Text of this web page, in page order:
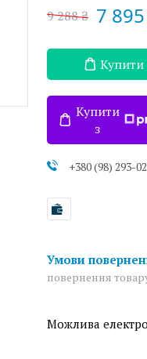
9 288 ₴ 7
Купити
Купити
з
+380 (98) 293-
повернення